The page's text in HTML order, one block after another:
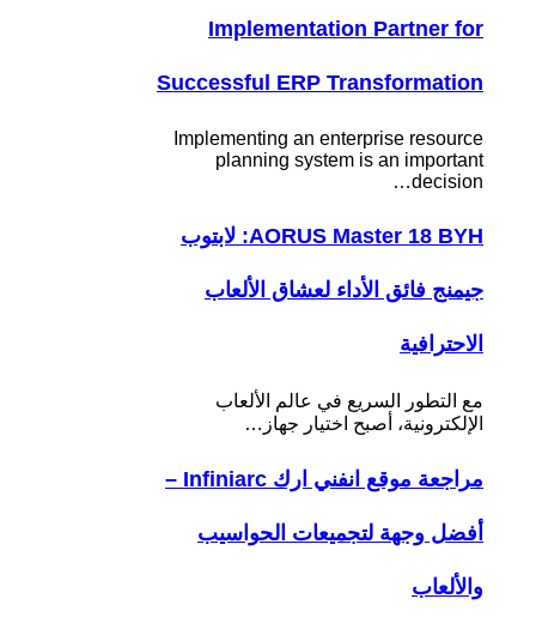
Implementation Partner for
Successful ERP Transformation
Implementing an enterprise resource
planning system is an important
decision…
AORUS Master 18 BYH: لابتوب
جيمنج فائق الأداء لعشاق الألعاب
الاحترافية
مع التطور السريع في عالم الألعاب
الإلكترونية، أصبح اختيار جهاز…
مراجعة موقع انفني ارك Infiniarc –
أفضل وجهة لتجميعات الحواسيب
والألعاب